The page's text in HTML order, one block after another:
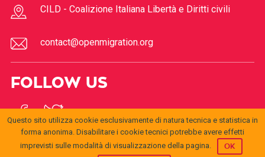
CILD - Coalizione Italiana Libertà e Diritti civili
contact@openmigration.org
FOLLOW US
Questo sito utilizza cookie esclusivamente di natura tecnica e statistica in
forma anonima. Disabilitare i cookie tecnici potrebbe avere effetti
imprevisti sulle modalità di visualizzazione della pagina.
OK